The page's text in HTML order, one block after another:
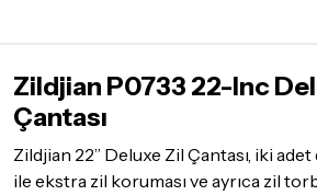
tatil günlerinde teslimat
Seçtiğiniz ürünlerin tamamı
Detaylar içintıklayınız
Zildjian P0733 22-Inc
Çantası
Zildjian 22” Deluxe Zil Çantası, iki
ile ekstra zil koruması ve ayrıca zil